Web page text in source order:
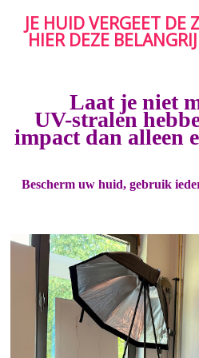
JE HUID VERGEET DE
HIER DEZE
Laat je niet
UV-stralen
impact dan alleen
Bescherm uw huid, gebruik